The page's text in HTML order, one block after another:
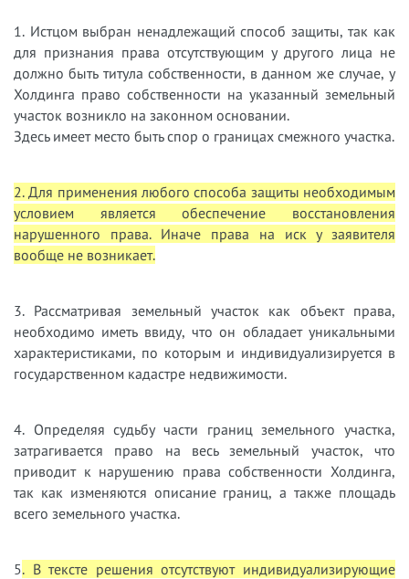
1. Истцом выбран ненадлежащий способ защиты, так как
для признания права отсутствующим у другого лица не
должно быть титула собственности, в данном же случае, у
Холдинга право собственности на указанный земельный
участок возникло на законном основании.
Здесь имеет место быть спор о границах смежного участка.
2. Для применения любого способа защиты необходимым
условием является обеспечение восстановления
нарушенного права. Иначе права на иск у заявителя
вообще не возникает.
3. Рассматривая земельный участок как объект права,
необходимо иметь ввиду, что он обладает уникальными
характеристиками, по которым и индивидуализируется в
государственном кадастре недвижимости.
4. Определяя судьбу части границ земельного участка,
затрагивается право на весь земельный участок, что
приводит к нарушению права собственности Холдинга,
так как изменяются описание границ, а также площадь
всего земельного участка.
5. В тексте решения отсутствуют индивидуализирующие